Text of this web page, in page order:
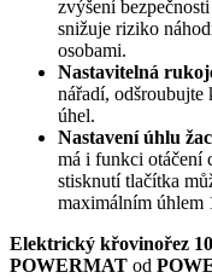
zvýšení
snižuje riziko
osobami.
Nastavitelná
nářadí, odšroubujte
úhel.
Nastavení úhlu
má i funkci otáčení
stisknutí tlačítka
maximálním úhlem
Elektrický křovinořez
POWERMAT od